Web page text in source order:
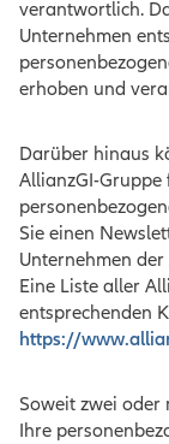
verantwortlich.
Unternehmen
erhoben und
Darüber hinaus
AllianzGI-
Sie einen
Unternehmen
Eine Liste aller
entsprechenden
https://
Soweit zwei oder
Ihre